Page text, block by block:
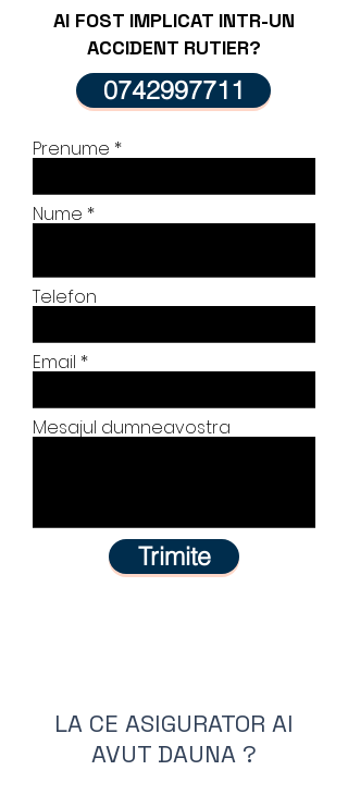
AI FOST IMPLICAT INTR-UN
ACCIDENT RUTIER?
0742997711
Prenume
Nume
Telefon
Email
Mesajul dumneavostra
Trimite
LA CE ASIGURATOR AI
AVUT DAUNA ?